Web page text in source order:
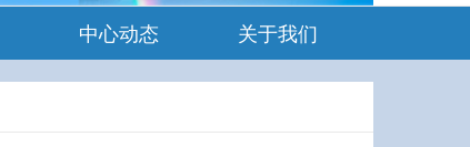
中心动态 关于我们